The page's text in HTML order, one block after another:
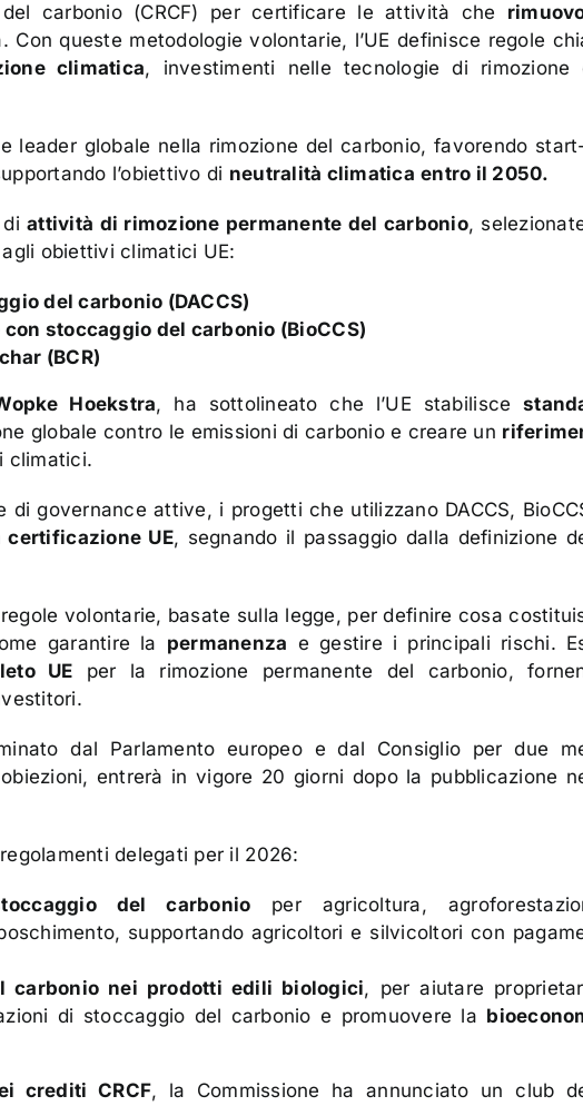
carbonio (CRCF) per certificare le attività che
Con queste metodologie volontarie, l’UE definisce regole
climatica, investimenti nelle tecnologie di rimozione
leader globale nella rimozione del carbonio, favorendo
l’obiettivo di neutralità climatica entro il 2050.
diattività di rimozione permanente del carbonio,
obiettivi climatici UE:
del carbonio (DACCS)
stoccaggio del carbonio (BioCCS)
(BCR)
Hoekstra, ha sottolineato che l’UE stabilisce
globale contro le emissioni di carbonio e creare un
climatici.
governance attive, i progetti che utilizzano DACCS,
certificazione UE, segnando il passaggio dalla definizione
volontarie, basate sulla legge, per definire cosa
garantire la permanenza e gestire i principali rischi.
UE per la rimozione permanente del carbonio,
dal Parlamento europeo e dal Consiglio per due
entrerà in vigore 20 giorni dopo la pubblicazione
delegati per il 2026:
del carbonio per agricoltura,
supportando agricoltori e silvicoltori con
carbonio nei prodotti edili biologici, per aiutare
di stoccaggio del carbonio e promuovere la
crediti CRCF, la Commissione ha annunciato un club